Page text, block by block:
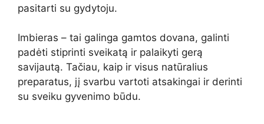
pasitarti su gydytoju.
Imbieras – tai galinga gamtos dovana, galinti
padėti stiprinti sveikatą ir palaikyti gerą
savijautą. Tačiau, kaip ir visus natūralius
preparatus, jį svarbu vartoti atsakingai ir derinti
su sveiku gyvenimo būdu.